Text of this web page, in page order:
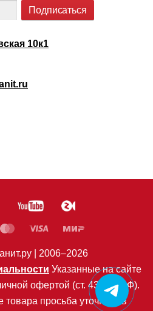
10к1
| 2006–2026
Указанные на сайте
офертой (ст. 435 ГК РФ).
товара просьба уточнять в